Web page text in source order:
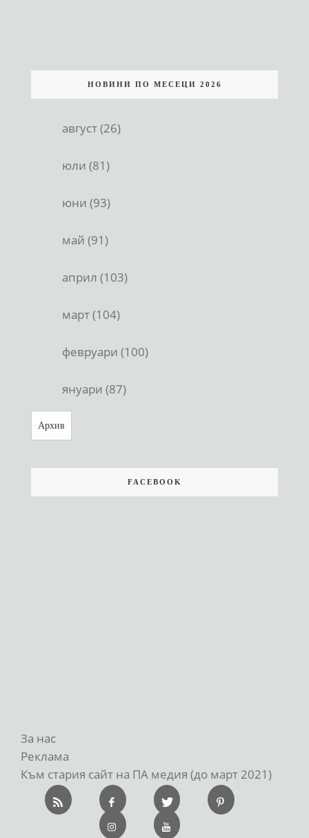
НОВИНИ ПО МЕСЕЦИ 2026
август (26)
юли (81)
юни (93)
май (91)
април (103)
март (104)
февруари (100)
януари (87)
Архив
FACEBOOK
За нас
Реклама
Към стария сайт на ПА медия (до март 2021)